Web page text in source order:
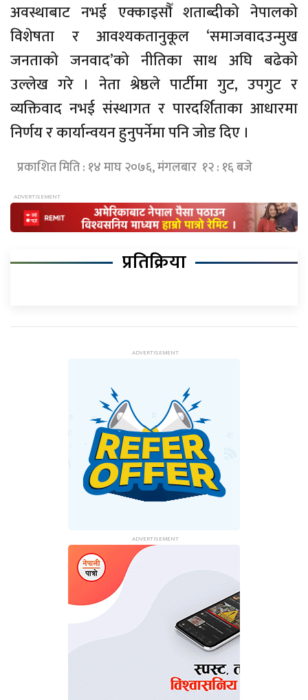
अवस्थाबाट नभई एक्काइसौँ शताब्दीको नेपालको
विशेषता र आवश्यकतानुकूल ‘समाजवादउन्मुख
जनताको जनवाद’को नीतिका साथ अघि बढेको
उल्लेख गरे । नेता श्रेष्ठले पार्टीमा गुट, उपगुट र
व्यक्तिवाद नभई संस्थागत र पारदर्शिताका आधारमा
निर्णय र कार्यान्वयन हुनुपर्नेमा पनि जोड दिए ।
प्रकाशित मिति : १४ माघ २०७६, मंगलबार १२ : १६ बजे
प्रतिक्रिया